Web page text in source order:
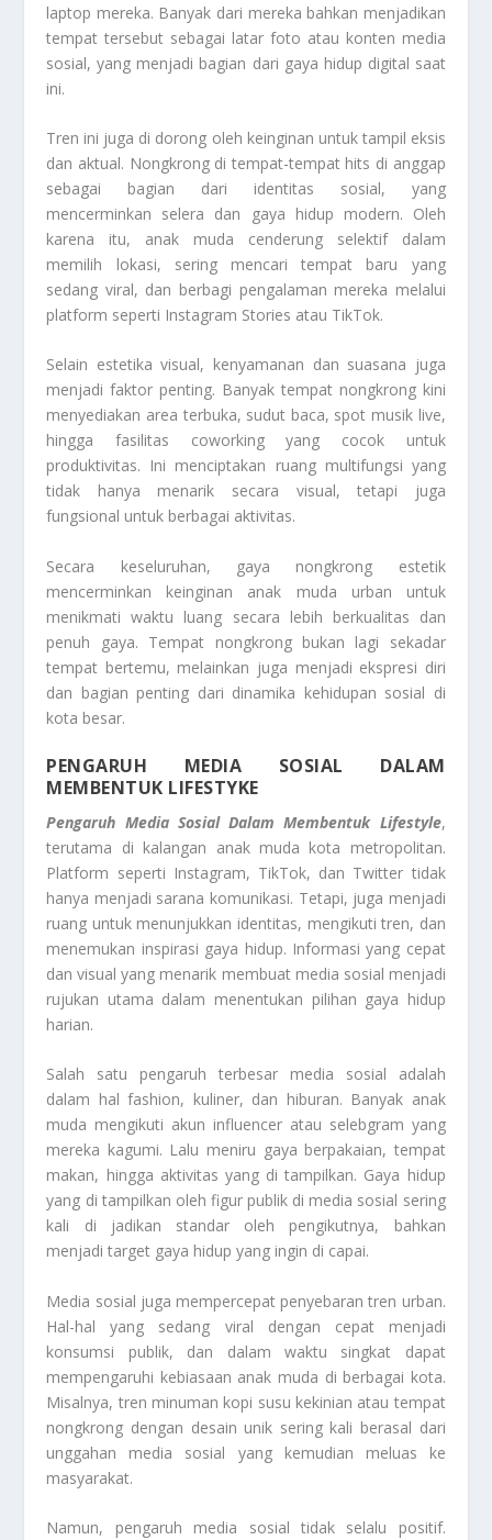
laptop mereka. Banyak dari mereka bahkan menjadikan
tempat tersebut sebagai latar foto atau konten media
sosial, yang menjadi bagian dari gaya hidup digital saat
ini.
Tren ini juga di dorong oleh keinginan untuk tampil eksis
dan aktual. Nongkrong di tempat-tempat hits di anggap
sebagai bagian dari identitas sosial, yang
mencerminkan selera dan gaya hidup modern. Oleh
karena itu, anak muda cenderung selektif dalam
memilih lokasi, sering mencari tempat baru yang
sedang viral, dan berbagi pengalaman mereka melalui
platform seperti Instagram Stories atau TikTok.
Selain estetika visual, kenyamanan dan suasana juga
menjadi faktor penting. Banyak tempat nongkrong kini
menyediakan area terbuka, sudut baca, spot musik live,
hingga fasilitas coworking yang cocok untuk
produktivitas. Ini menciptakan ruang multifungsi yang
tidak hanya menarik secara visual, tetapi juga
fungsional untuk berbagai aktivitas.
Secara keseluruhan, gaya nongkrong estetik
mencerminkan keinginan anak muda urban untuk
menikmati waktu luang secara lebih berkualitas dan
penuh gaya. Tempat nongkrong bukan lagi sekadar
tempat bertemu, melainkan juga menjadi ekspresi diri
dan bagian penting dari dinamika kehidupan sosial di
kota besar.
PENGARUH MEDIA SOSIAL DALAM
MEMBENTUK LIFESTYKE
Pengaruh Media Sosial Dalam Membentuk Lifestyle,
terutama di kalangan anak muda kota metropolitan.
Platform seperti Instagram, TikTok, dan Twitter tidak
hanya menjadi sarana komunikasi. Tetapi, juga menjadi
ruang untuk menunjukkan identitas, mengikuti tren, dan
menemukan inspirasi gaya hidup. Informasi yang cepat
dan visual yang menarik membuat media sosial menjadi
rujukan utama dalam menentukan pilihan gaya hidup
harian.
Salah satu pengaruh terbesar media sosial adalah
dalam hal fashion, kuliner, dan hiburan. Banyak anak
muda mengikuti akun influencer atau selebgram yang
mereka kagumi. Lalu meniru gaya berpakaian, tempat
makan, hingga aktivitas yang di tampilkan. Gaya hidup
yang di tampilkan oleh figur publik di media sosial sering
kali di jadikan standar oleh pengikutnya, bahkan
menjadi target gaya hidup yang ingin di capai.
Media sosial juga mempercepat penyebaran tren urban.
Hal-hal yang sedang viral dengan cepat menjadi
konsumsi publik, dan dalam waktu singkat dapat
mempengaruhi kebiasaan anak muda di berbagai kota.
Misalnya, tren minuman kopi susu kekinian atau tempat
nongkrong dengan desain unik sering kali berasal dari
unggahan media sosial yang kemudian meluas ke
masyarakat.
Namun, pengaruh media sosial tidak selalu positif.